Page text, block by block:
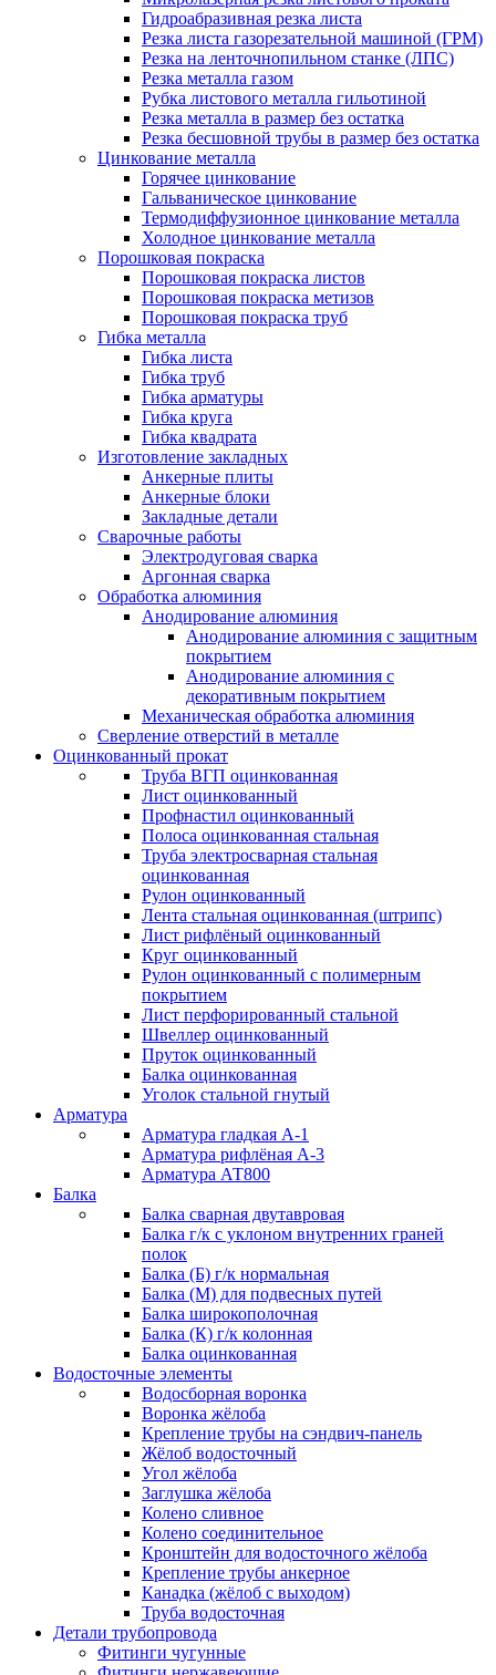
Гидроабразивная резка листа
Резка листа газорезательной машиной (ГРМ)
Резка на ленточнопильном станке (ЛПС)
Резка металла газом
Рубка листового металла гильотиной
Резка металла в размер без остатка
Резка бесшовной трубы в размер без остатка
Цинкование металла
Горячее цинкование
Гальваническое цинкование
Термодиффузионное цинкование металла
Холодное цинкование металла
Порошковая покраска
Порошковая покраска листов
Порошковая покраска метизов
Порошковая покраска труб
Гибка металла
Гибка листа
Гибка труб
Гибка арматуры
Гибка круга
Гибка квадрата
Изготовление закладных
Анкерные плиты
Анкерные блоки
Закладные детали
Сварочные работы
Электродуговая сварка
Аргонная сварка
Обработка алюминия
Анодирование алюминия
Анодирование алюминия с защитным
покрытием
Анодирование алюминия с
декоративным покрытием
Механическая обработка алюминия
Сверление отверстий в металле
Оцинкованный прокат
Труба ВГП оцинкованная
Лист оцинкованный
Профнастил оцинкованный
Полоса оцинкованная стальная
Труба электросварная стальная
оцинкованная
Рулон оцинкованный
Лента стальная оцинкованная (штрипс)
Лист рифлёный оцинкованный
Круг оцинкованный
Рулон оцинкованный с полимерным
покрытием
Лист перфорированный стальной
Швеллер оцинкованный
Пруток оцинкованный
Балка оцинкованная
Уголок стальной гнутый
Арматура
Арматура гладкая А-1
Арматура рифлёная А-3
Арматура АТ800
Балка
Балка сварная двутавровая
Балка г/к с уклоном внутренних граней
полок
Балка (Б) г/к нормальная
Балка (М) для подвесных путей
Балка широкополочная
Балка (К) г/к колонная
Балка оцинкованная
Водосточные элементы
Водосборная воронка
Воронка жёлоба
Крепление трубы на сэндвич-панель
Жёлоб водосточный
Угол жёлоба
Заглушка жёлоба
Колено сливное
Колено соединительное
Кронштейн для водосточного жёлоба
Крепление трубы анкерное
Канадка (жёлоб с выходом)
Труба водосточная
Детали трубопровода
Фитинги чугунные